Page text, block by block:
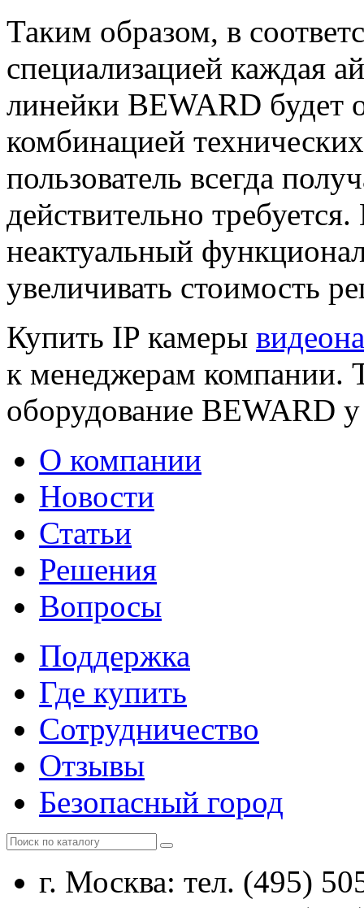
Таким образом, в
специализацией каждая
линейки BEWARD будет
комбинацией
пользователь всегда
действительно
неактуальный
увеличивать стоимость
Купить IP камеры
к менеджерам компании.
оборудование BEWARD
О компании
Новости
Статьи
Решения
Вопросы
Поддержка
Где купить
Сотрудничество
Отзывы
Безопасный город
г. Москва: тел. (495)